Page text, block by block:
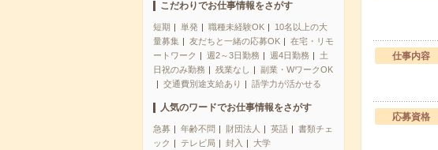
こだわりでお仕事情報をさがす
短期 単発 職種未経験OK
10名以上の大
量募集
友だちと一緒の応募OK
在宅・リモ
ートワーク
週2～3日勤務 週4日勤務
土
日祝のみ勤務
残業なし
副業・WワークOK
交通費別途支給あり
語学力が活かせる
人気のワードでお仕事情報をさがす
急募 年齢不問 財団法人 英語
書類チェ
ック
テレビ局 封入 大学
仕事内容
応募資格